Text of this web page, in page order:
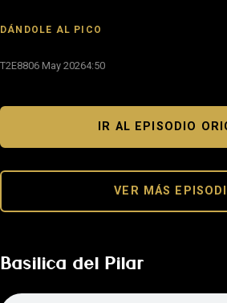
DÁNDOLE AL PICO
T2E8806 May 20264:50
IR AL EPISODIO
VER MÁS
Basilica del Pilar